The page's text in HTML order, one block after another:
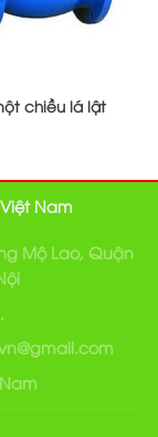
chiều lá lật
Việt Nam
Mộ Lao, Quận